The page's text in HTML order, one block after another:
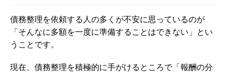
債務整理を依頼する人の多くが不安に思っているのが
「そんなに多額を一度に準備することはできない」とい
うことです。
現在、債務整理を積極的に手がけるところで「報酬の分